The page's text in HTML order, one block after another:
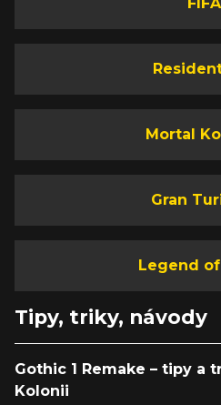
Mortal
Gran
Legend
Tipy, triky, návody
Gothic 1 Remake – tipy a
Kolonii